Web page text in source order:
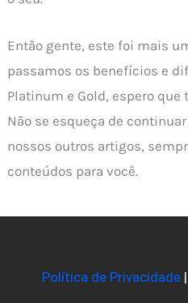
Então gente, este foi mais
passamos os benefícios e
Platinum e Gold, espero
Não se esqueça de
nossos outros artigos,
conteúdos para você.
Política de Privacidade|